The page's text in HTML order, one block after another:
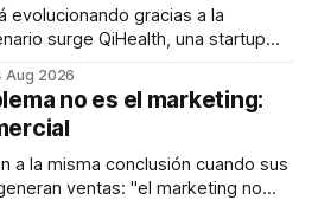
evolucionando gracias a la
surge QiHealth, una startup
inteligencia artificial y monitoreo
a las personas a tomar mejores
metabólica. Su propuesta busca
Aug 2026
no es el marketing:
a la misma conclusión cuando sus
ventas: "el marketing no